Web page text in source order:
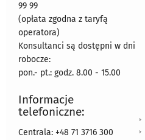
99 99
(opłata zgodna z taryfą
operatora)
Konsultanci są dostępni w dni
robocze:
pon.- pt.: godz. 8.00 - 15.00
Informacje
telefoniczne:
Centrala: +48 71 3716 300